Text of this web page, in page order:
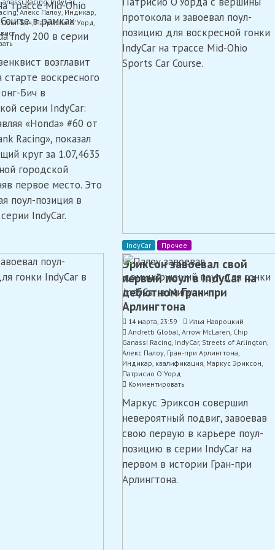
в
серии
IndyCar
в
Мид-
трассе Mid-Ohio
в рамках
Indy 200 в серии
Мид-
Огайо
протокола и завоевал поул-
позицию для воскресной гонки
IndyCar на трассе Mid-Ohio
Sports Car Course.
,Алекс Палоу, Индикар,
Лонг-Бич,Патрисио О'Уорд,
on
опередил
О’Уорда
завоевал
поул
гонки
IndyCar
Лонг-
Бич
возглавит
старте воскресного
Бич в
серии IndyCar:
«Honda» #60 от
Racing», показал
круг за 1.07,4635
городской
первое место. Это
поул-позиция в
IndyCar.
IndyCar Прочее
Эриксон завоевал свой
первый поул в IndyCar на
дебютном Гран-при
Арлингтона
14 марта, 23:59
Илья Навроцкий
Andretti Global, Arrow McLaren, Chip
Ganassi Racing, IndyCar, Streets of Arlington,
Алекс Палоу, Гран-при Арлингтона,
Индикар, квалификация, Маркус Эриксон,
Патрисио О'Уорд
Комментироватьon
завоевал
свой
первый
поул
в
IndyCar
на
Маркус Эриксон совершил
невероятный подвиг, завоевав
свою первую в карьере поул-
позицию в серии IndyCar на
первом в истории Гран-при
Арлингтона.